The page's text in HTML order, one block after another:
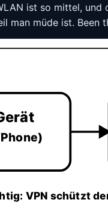
ist so mittel,
man müde ist. Been
VPN schützt